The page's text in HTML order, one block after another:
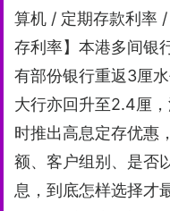
算机 / 定期存款利率
存利率】本港多间银
有部份银行重返3厘
大行亦回升至2.4厘
时推出高息定存优惠
额、客户组别、是否
息，到底怎样选择才